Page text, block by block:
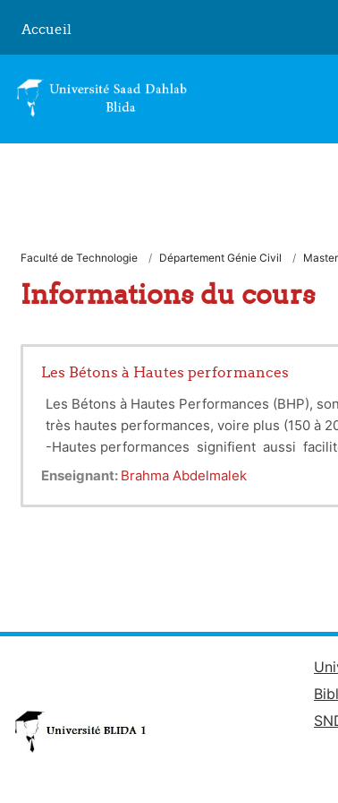
Accueil
Faculté de Technologie Département Génie Civil Master
Informations du cours
Les Bétons à Hautes performances
Les Bétons à Hautes Performances (BHP),
très hautes performances, voire plus (150 à
-Hautes performances signifient aussi
-Les BHP ont une porosité extrêmement
Enseignant: Brahma Abdelmalek